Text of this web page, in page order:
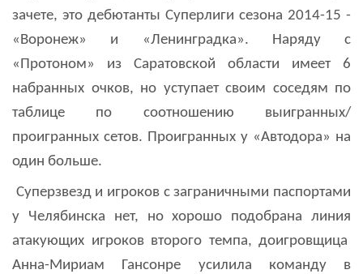
зачете, это дебютанты Суперлиги сезона 2014-15 -
«Воронеж» и «Ленинградка». Наряду с
«Протоном» из Саратовской области имеет 6
набранных очков, но уступает своим соседям по
таблице по соотношению выигранных/
проигранных сетов. Проигранных у «Автодора» на
один больше.
Суперзвезд и игроков с заграничными паспортами
у Челябинска нет, но хорошо подобрана линия
атакующих игроков второго темпа, доигровщица
Анна-Мириам Гансонре усилила команду в